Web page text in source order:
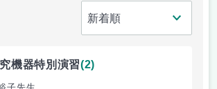
機器特別演習(2)